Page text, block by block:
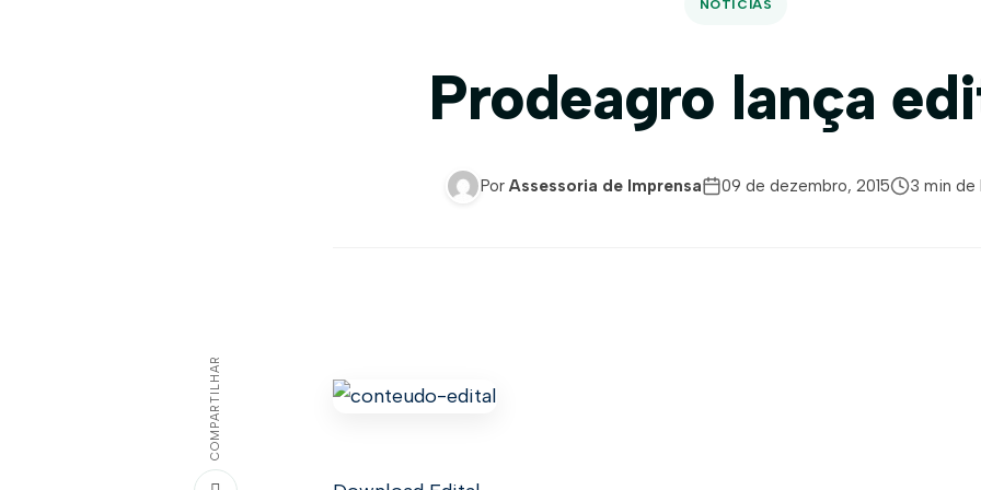
NOTÍCIAS
Prodeagro lança
Por Assessoria de Imprensa 09 de dezembro, 2015 3 min de
COMPARTILHAR